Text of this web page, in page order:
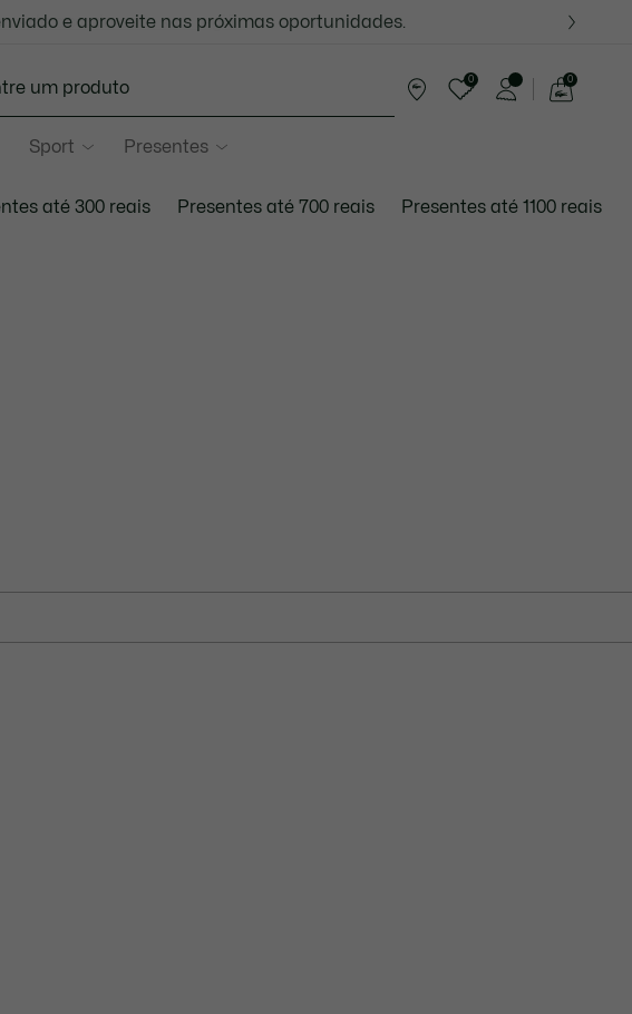
de acordo com sua região
e aproveite nas próximas oportunidades.
Sport Presentes
0 0
até 300 reais Presentes até 700 reais
Presentes até 1100 reais